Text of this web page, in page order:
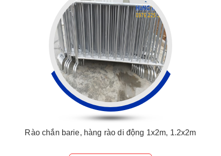
Rào chắn barie, hàng rào di động 1x2m, 1.2x2m